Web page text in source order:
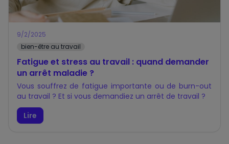
9/2/2025
bien-être au travail
Fatigue et stress au travail : quand demander
un arrêt maladie ?
Vous souffrez de fatigue importante ou de burn-out
au travail ? Et si vous demandiez un arrêt de travail ?
Lire